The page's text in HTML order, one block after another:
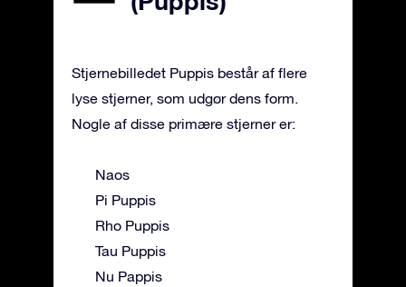
Stjernebilledet Puppis består af flere
lyse stjerner, som udgør dens form.
Nogle af disse primære stjerner er:
Naos
Pi Puppis
Rho Puppis
Tau Puppis
Nu Pappis